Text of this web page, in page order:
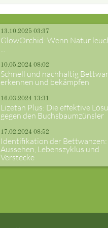
13.10.2025 03:37
GlowOrchid: Wenn Natur
...
10.05.2024 08:02
Schnell und nachhaltig
erkennen und bekämpfen
16.03.2024 13:31
Lizetan Plus: Die effektive
gegen den Buchsbaumzünsler
17.02.2024 08:52
Identifikation der Bettwanzen:
Aussehen, Lebenszyklus und
Verstecke